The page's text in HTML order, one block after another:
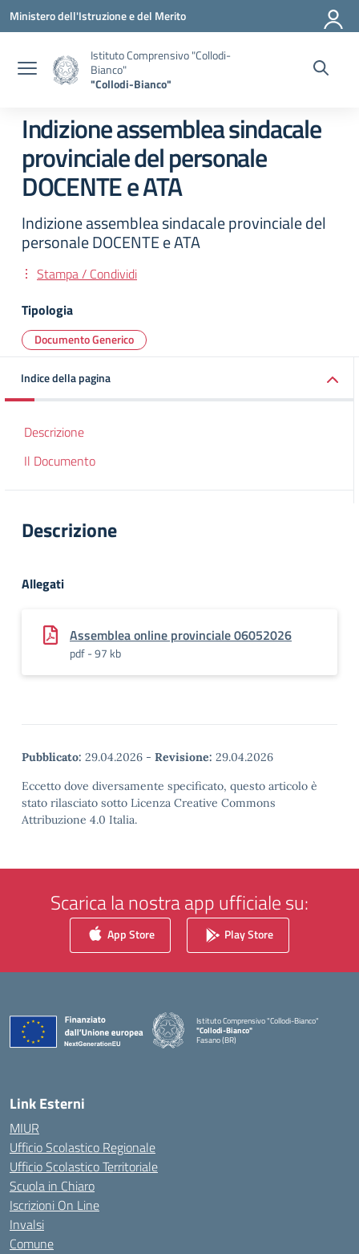
Vai ai contenuti
Vai al menu di navigazione
Vai al footer
Ministero dell'Istruzione e del Merito
Istituto Comprensivo "Collodi-
Bianco"
"Collodi-Bianco"
Indizione assemblea sindacale
provinciale del personale
DOCENTE e ATA
Indizione assemblea sindacale provinciale del
personale DOCENTE e ATA
Stampa / Condividi
Tipologia
Documento Generico
Indice della pagina
Descrizione
Il Documento
Descrizione
Allegati
Assemblea online provinciale 06052026
pdf - 97 kb
Pubblicato: 29.04.2026 - Revisione: 29.04.2026
Eccetto dove diversamente specificato, questo articolo è
stato rilasciato sotto Licenza Creative Commons
Attribuzione 4.0 Italia.
Scarica la nostra app ufficiale su:
App Store Play Store
Istituto Comprensivo "Collodi-Bianco"
"Collodi-Bianco"
Fasano (BR)
Link Esterni
MIUR
Ufficio Scolastico Regionale
Ufficio Scolastico Territoriale
Scuola in Chiaro
Iscrizioni On Line
Invalsi
Comune